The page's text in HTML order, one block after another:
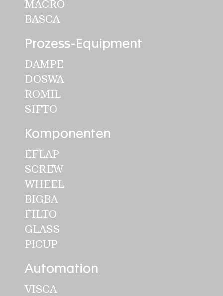
MACRO
BASCA
Prozess-Equipment
DAMPE
DOSWA
ROMIL
SIFTO
Komponenten
EFLAP
SCREW
WHEEL
BIGBA
FILTO
GLASS
PICUP
Automation
VISCA